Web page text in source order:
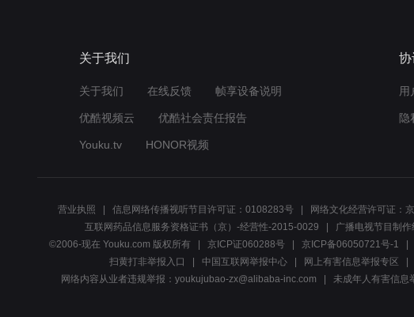
关于我们
关于我们 在线反馈 帧享设备说明
优酷视频云 优酷社会责任报告
Youku.tv HONOR视频
协
用
隐
营业执照 信息网络传播视听节目许可证：0108283号 网络文化经营许可证：
互联网药品信息服务资格证书（京）-经营性-2015-0029
广播电视节目制
©2006-现在 Youku.com 版权所有
京ICP证060288号 京ICP备06050721号-1
扫黄打非举报入口
中国互联网举报中心 网上有害信息举报专区
网络内容从业者违规举报：youkujubao-zx@alibaba-inc.com
未成年人有害信